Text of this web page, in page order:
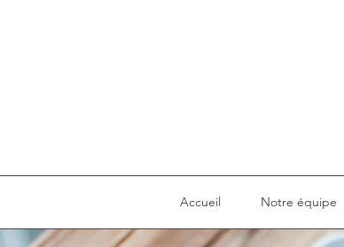
Accueil Notre équipe